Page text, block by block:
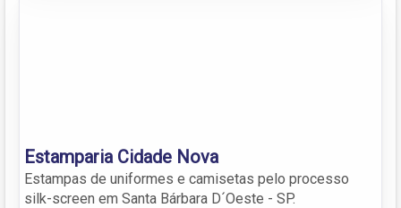
Estamparia Cidade Nova
Estampas de uniformes e camisetas pelo processo
silk-screen em Santa Bárbara D´Oeste - SP.